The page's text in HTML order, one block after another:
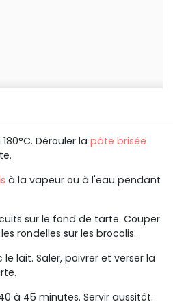
Dérouler la pâte brisée
à la vapeur ou à l'eau pendant
sur le fond de tarte. Couper
rondelles sur les brocolis.
lait. Saler, poivrer et verser la
à 45 minutes. Servir aussitôt.